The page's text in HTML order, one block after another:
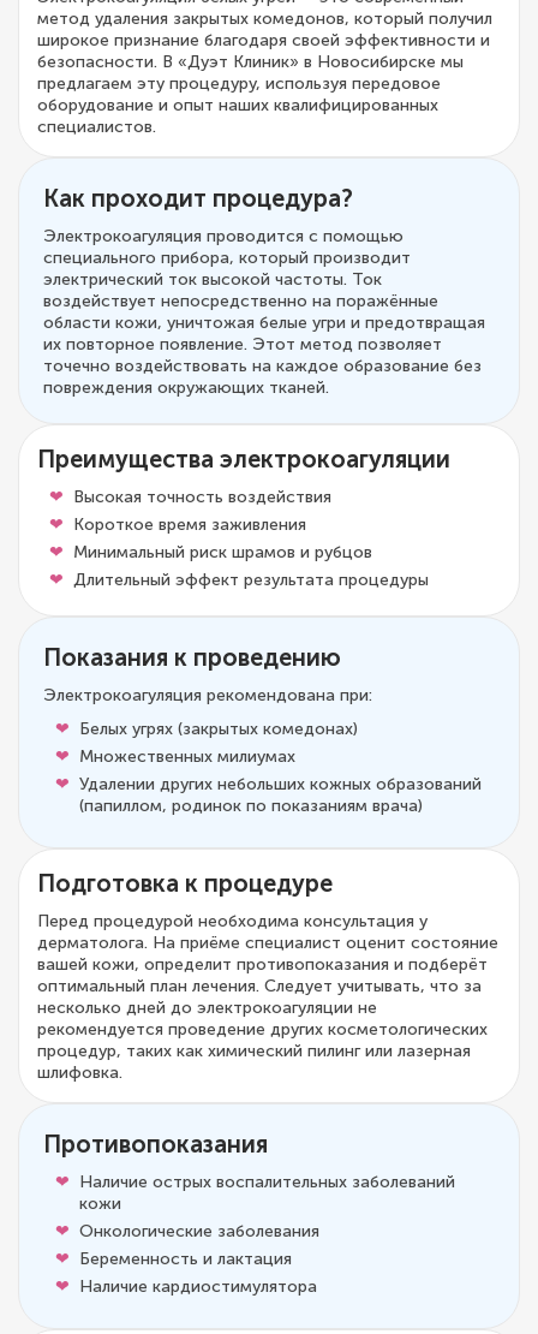
метод удаления закрытых комедонов, который получил
широкое признание благодаря своей эффективности и
безопасности. В «Дуэт Клиник» в Новосибирске мы
предлагаем эту процедуру, используя передовое
оборудование и опыт наших квалифицированных
специалистов.
Как проходит процедура?
Электрокоагуляция проводится с помощью
специального прибора, который производит
электрический ток высокой частоты. Ток
воздействует непосредственно на поражённые
области кожи, уничтожая белые угри и предотвращая
их повторное появление. Этот метод позволяет
точечно воздействовать на каждое образование без
повреждения окружающих тканей.
Преимущества электрокоагуляции
Высокая точность воздействия
Короткое время заживления
Минимальный риск шрамов и рубцов
Длительный эффект результата процедуры
Показания к проведению
Электрокоагуляция рекомендована при:
Белых угрях (закрытых комедонах)
Множественных милиумах
Удалении других небольших кожных образований
(папиллом, родинок по показаниям врача)
Подготовка к процедуре
Перед процедурой необходима консультация у
дерматолога. На приёме специалист оценит состояние
вашей кожи, определит противопоказания и подберёт
оптимальный план лечения. Следует учитывать, что за
несколько дней до электрокоагуляции не
рекомендуется проведение других косметологических
процедур, таких как химический пилинг или лазерная
шлифовка.
Противопоказания
Наличие острых воспалительных заболеваний
кожи
Онкологические заболевания
Беременность и лактация
Наличие кардиостимулятора